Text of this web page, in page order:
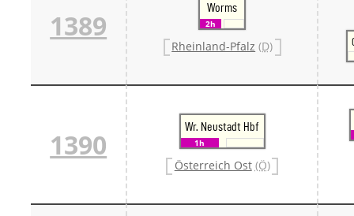
1389
Worms
2h
Rheinland-Pfalz (D)
1390
Wr. Neustadt Hbf
1h
Österreich Ost (Ö)